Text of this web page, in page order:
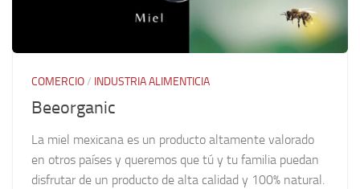
COMERCIO/ INDUSTRIA ALIMENTICIA
Beeorganic
La miel mexicana es un producto altamente valorado
en otros países y queremos que tú y tu familia puedan
disfrutar de un producto de alta calidad y 100% natural.